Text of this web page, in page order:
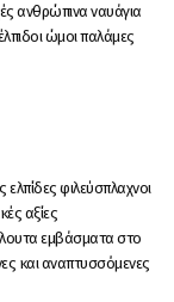
ανθρώπινα ναυάγια
ώμοι παλάμες
φιλεύσπλαχνοι
αξίες
εμβάσματα στο
και αναπτυσσόμενες